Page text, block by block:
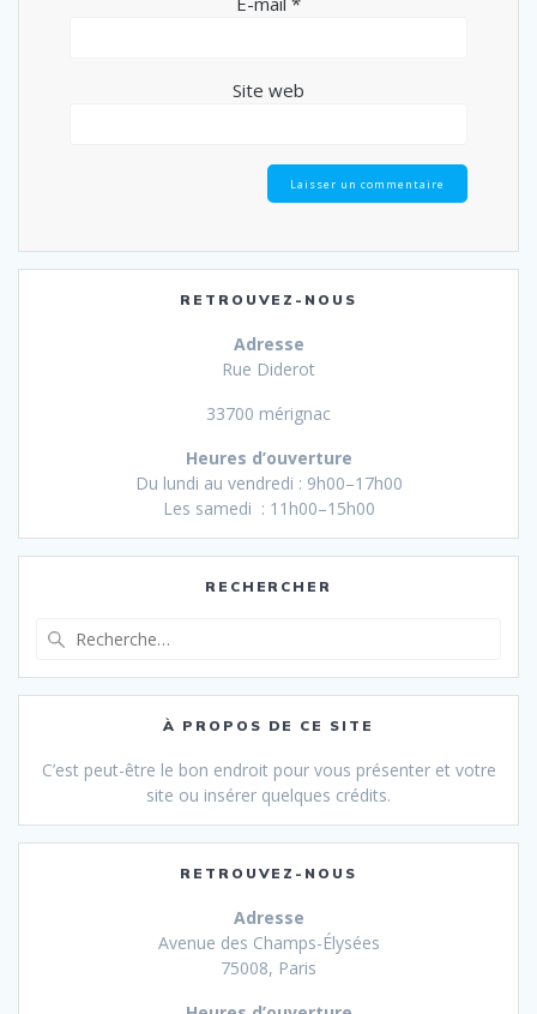
Site web
RETROUVEZ-NOUS
Adresse
Rue Diderot
33700 mérignac
Heures d’ouverture
Du lundi au vendredi : 9h00–17h00
Les samedi : 11h00–15h00
RECHERCHER
:
À PROPOS DE CE SITE
C’est peut-être le bon endroit pour vous présenter et votre
site ou insérer quelques crédits.
RETROUVEZ-NOUS
Adresse
Avenue des Champs-Élysées
75008, Paris